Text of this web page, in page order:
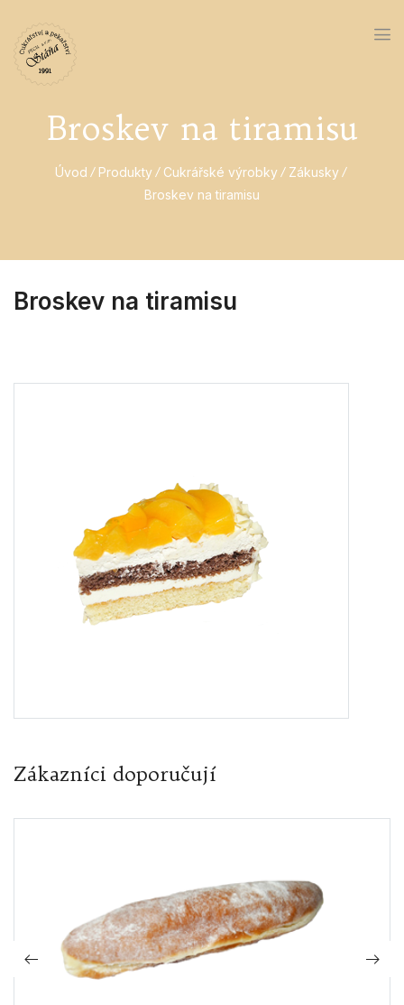
Broskev na tiramisu
Úvod Produkty Cukrářské výrobky
Zákusky
Broskev na tiramisu
Broskev na tiramisu
Zákazníci doporučují